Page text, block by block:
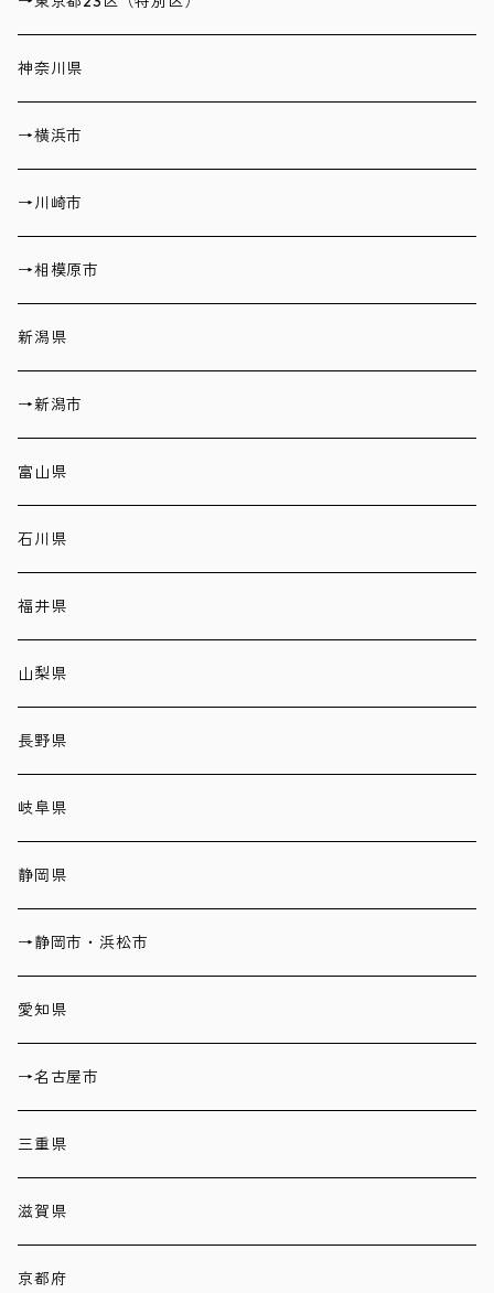
神奈川県
→横浜市
→川崎市
→相模原市
新潟県
→新潟市
富山県
石川県
福井県
山梨県
長野県
岐阜県
静岡県
→静岡市・浜松市
愛知県
→名古屋市
三重県
滋賀県
京都府